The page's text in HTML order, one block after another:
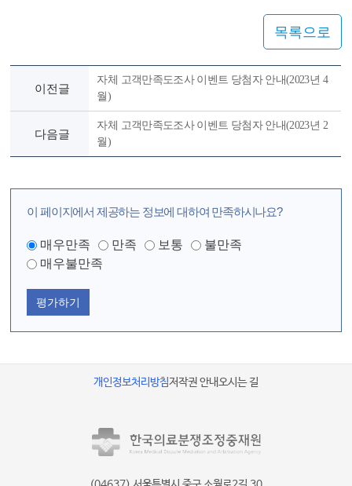
목록으로
이전글
자체 고객만족도조사 이벤트 당첨자 안내(2023년 4
월)
다음글
자체 고객만족도조사 이벤트 당첨자 안내(2023년 2
월)
이 페이지에서 제공하는 정보에 대하여 만족하시나요?
매우만족 만족 보통
불만족
매우불만족
평가하기
개인정보처리방침저작권 안내오시는 길